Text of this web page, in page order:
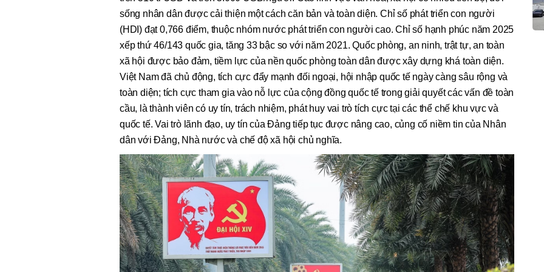
sống nhân dân được cải thiện một cách căn bản và toàn diện. Chỉ số phát triển con người
(HDI) đạt 0,766 điểm, thuộc nhóm nước phát triển con người cao. Chỉ số hạnh phúc năm 2025
xếp thứ 46/143 quốc gia, tăng 33 bậc so với năm 2021. Quốc phòng, an ninh, trật tự, an toàn
xã hội được bảo đảm, tiềm lực của nền quốc phòng toàn dân được xây dựng khá toàn diện.
Việt Nam đã chủ động, tích cực đẩy mạnh đối ngoại, hội nhập quốc tế ngày càng sâu rộng và
toàn diện; tích cực tham gia vào nỗ lực của cộng đồng quốc tế trong giải quyết các vấn đề toàn
cầu, là thành viên có uy tín, trách nhiệm, phát huy vai trò tích cực tại các thể chế khu vực và
quốc tế. Vai trò lãnh đạo, uy tín của Đảng tiếp tục được nâng cao, củng cố niềm tin của Nhân
dân với Đảng, Nhà nước và chế độ xã hội chủ nghĩa.